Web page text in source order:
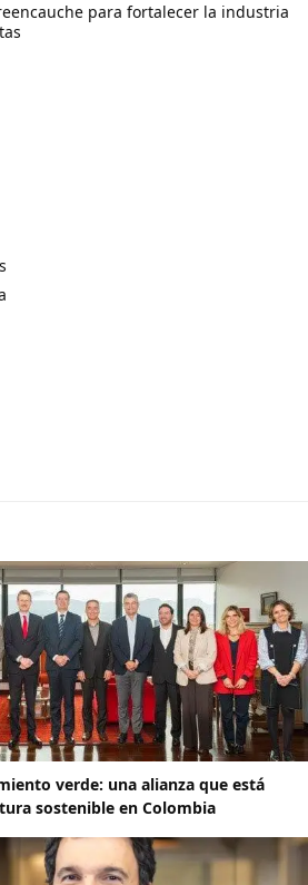
para fortalecer la industria
verde: una alianza que está
sostenible en Colombia